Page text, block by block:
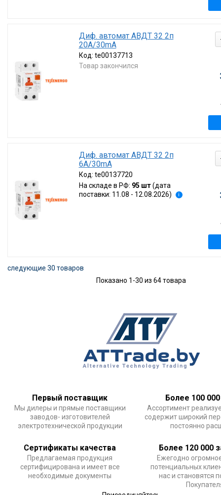
Диф. автомат АВДТ 32 2п
20А/30mA
Код: te00137713
Товар закончился
Диф. автомат АВДТ 32 2п
6А/30mA
Код: te00137720
На складе в РФ: 95 шт (дата
поставки: 11.08 - 12.08.2026)
i
следующие 30 товаров
Показано 1-30 из 64 товара
Первый поставщик
Мы дилеры и прямые поставщики
заводов- изготовителей
электротехнической продукции
Более 100
Ассортимент
содержит широкий
постоянно
Сертификаты качества
Предлагаемая продукция
сертифицирована и имеет все
необходимые документы
Более 120 000
Ежегодно
потенциальных
нас и становятся